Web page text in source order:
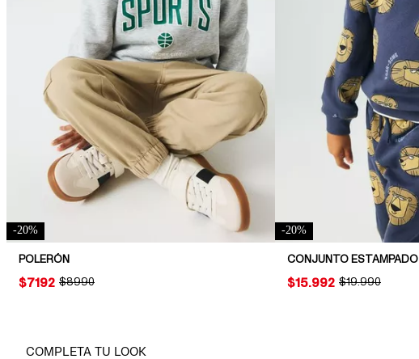
-20%
POLERÓN
ORIGINAL PRICE:
$8990
PRICE:
$7192
-20%
ORIGINAL PRICE:
$19.990
PRICE:
$15.992
COMPLETA TU LOOK